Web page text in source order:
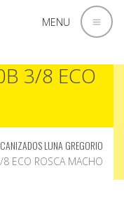
MENU
3/8 ECO
LUNA GREGORIO
ECO ROSCA MACHO